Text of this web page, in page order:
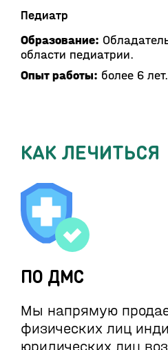
Педиатр
Образование:
области педиатрии.
Опыт работы: более 6 лет.
КАК ЛЕЧИТЬСЯ
ПО ДМС
Мы напрямую
физических лиц